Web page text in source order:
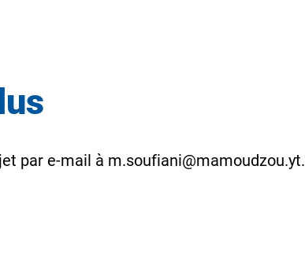
par e-mail à m.soufiani@mamoudzou.yt.